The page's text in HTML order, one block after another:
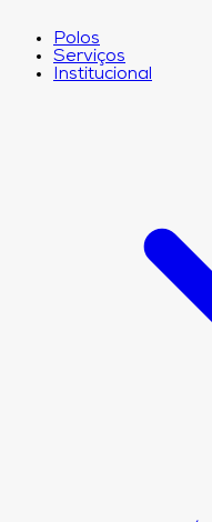
Polos
Serviços
Institucional